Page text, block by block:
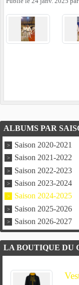
ALBUMS PAR
Saison 2020-2021
Saison 2021-2022
Saison 2022-2023
Saison 2023-2024
Saison 2024-2025
Saison 2025-2026
Saison 2026-2027
LA BOUTIQUE DU